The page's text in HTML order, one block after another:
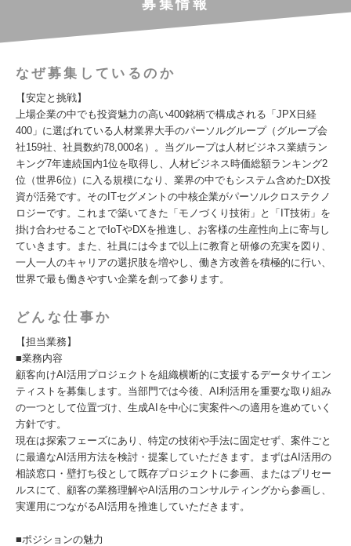
募集情報
なぜ募集しているのか
【安定と挑戦】
上場企業の中でも投資魅力の高い400銘柄で構成される「JPX日経
400」に選ばれている人材業界大手のパーソルグループ（グループ会
社159社、社員数約78,000名）。当グループは人材ビジネス業績ラン
キング7年連続国内1位を取得し、人材ビジネス時価総額ランキング2
位（世界6位）に入る規模になり、業界の中でもシステム含めたDX投
資が活発です。そのITセグメントの中核企業がパーソルクロステクノ
ロジーです。これまで築いてきた「モノづくり技術」と「IT技術」を
掛け合わせることでIoTやDXを推進し、お客様の生産性向上に寄与し
ていきます。また、社員には今まで以上に教育と研修の充実を図り、
一人一人のキャリアの選択肢を増やし、働き方改善を積極的に行い、
世界で最も働きやすい企業を創って参ります。
どんな仕事か
【担当業務】
■業務内容
顧客向けAI活用プロジェクトを組織横断的に支援するデータサイエン
ティストを募集します。当部門では今後、AI利活用を重要な取り組み
の一つとして位置づけ、生成AIを中心に実案件への適用を進めていく
方針です。
現在は探索フェーズにあり、特定の技術や手法に固定せず、案件ごと
に最適なAI活用方法を検討・提案していただきます。まずはAI活用の
相談窓口・壁打ち役として既存プロジェクトに参画、またはプリセー
ルスにて、顧客の業務理解やAI活用のコンサルティングから参画し、
実運用につながるAI活用を推進していただきます。
■ポジションの魅力